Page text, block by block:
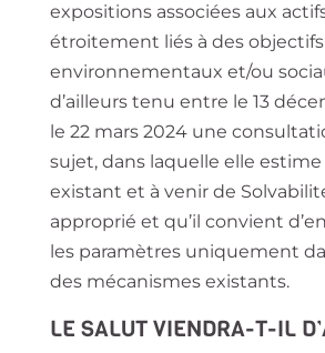
expositions associées aux
étroitement liés à des objectifs
environnementaux et/ou
d’ailleurs tenu entre le 13
le 22 mars 2024 une
sujet, dans laquelle elle
existant et à venir de
approprié et qu’il convient
les paramètres uniquement
des mécanismes existants.
LE SALUT VIENDRA-T-IL